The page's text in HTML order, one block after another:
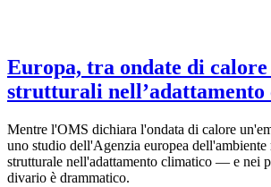
Europa, tra ondate di
strutturali
Mentre l'OMS dichiara l'ondata di calore
uno studio dell'Agenzia europea
strutturale nell'adattamento climatico — e nei
divario è drammatico.